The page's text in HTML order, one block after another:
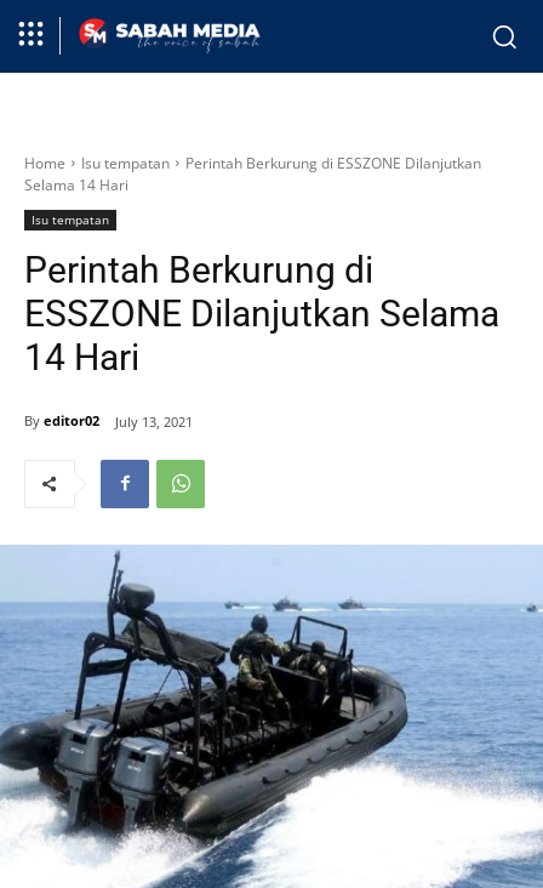
Home Isu tempatan
Perintah Berkurung di ESSZONE Dilanjutkan
Selama 14 Hari
Isu tempatan
Perintah Berkurung di
ESSZONE Dilanjutkan Selama
14 Hari
By editor02 July 13, 2021